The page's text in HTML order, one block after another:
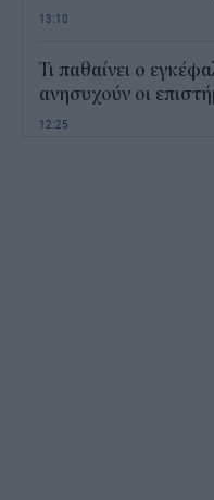
13:10
Τι παθαίνει ο
ανησυχούν οι
12:25